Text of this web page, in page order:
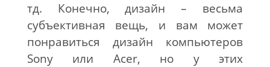
тд. Конечно, дизайн – весьма
субъективная вещь, и вам может
понравиться дизайн компьютеров
Sony или Acer, но у этих